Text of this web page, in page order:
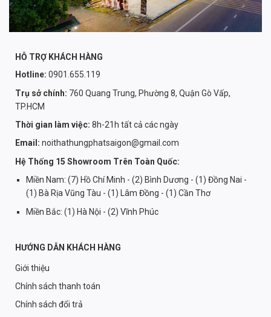
HỖ TRỢ KHÁCH HÀNG
Hotline: 0901.655.119
Trụ sở chính: 760 Quang Trung, Phường 8, Quận Gò Vấp,
TP.HCM
Thời gian làm việc: 8h-21h tất cả các ngày
Email: noithathungphatsaigon@gmail.com
Hệ Thống 15 Showroom Trên Toàn Quốc:
Miền Nam: (7) Hồ Chí Minh - (2) Bình Dương - (1) Đồng Nai -
(1) Bà Rịa Vũng Tàu - (1) Lâm Đồng - (1) Cần Thơ
Miền Bắc: (1) Hà Nội - (2) Vĩnh Phúc
HƯỚNG DẪN KHÁCH HÀNG
Giới thiệu
Chính sách thanh toán
Chính sách đổi trả